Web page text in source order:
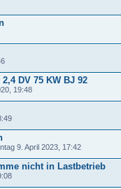
DV 75 KW BJ 92
19:48
9. April 2023, 17:42
nicht in Lastbetrieb